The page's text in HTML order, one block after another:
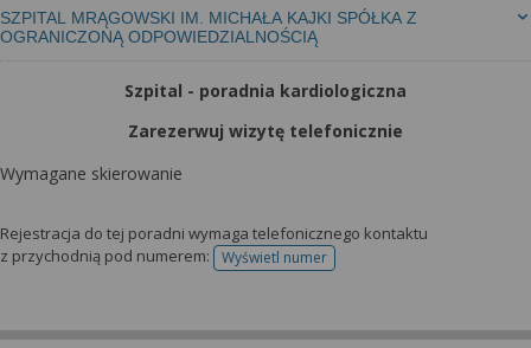
SZPITAL MRĄGOWSKI IM. MICHAŁA KAJKI SPÓŁKA Z
OGRANICZONĄ ODPOWIEDZIALNOŚCIĄ
Szpital - poradnia kardiologiczna
Zarezerwuj wizytę telefonicznie
Wymagane skierowanie
Rejestracja do tej poradni wymaga telefonicznego kontaktu
z przychodnią pod numerem:
Wyświetl numertelefonu do rejestracji